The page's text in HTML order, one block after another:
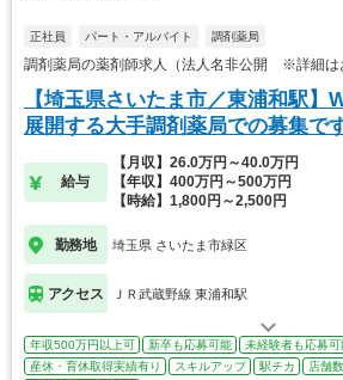
正社員 パート・アルバイト 調剤薬局
調剤薬局の薬剤師求人（法人名非公開 ※詳細は
【埼玉県さいたま市／東浦和駅
展開する大手調剤薬局での募集で
給与
【月収】26.0万円～40.0万円
【年収】400万円～500万円
【時給】1,800円～2,500円
勤務地 埼玉県 さいたま市緑区
アクセス ＪＲ武蔵野線 東浦和駅
年収500万円以上可 新卒も応募可能 未経験者も応募可
産休・育休取得実績有り
スキルアップ 駅チカ 店舗